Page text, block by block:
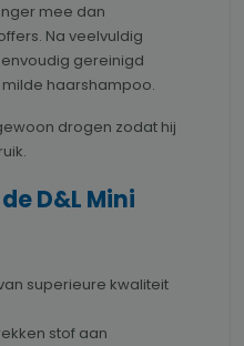
mee dan
Na veelvuldig
gereinigd
haarshampoo.
drogen zodat hij
D&L Mini
superieure kwaliteit
stof aan